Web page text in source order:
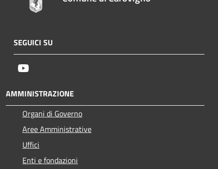
SEGUICI SU
AMMINISTRAZIONE
Organi di Governo
Aree Amministrative
Uffici
Enti e fondazioni